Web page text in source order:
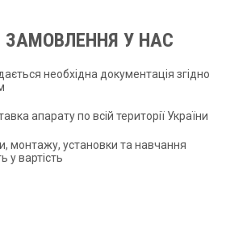
ЗАМОВЛЕННЯ У НАС
необхідна документація згідно
апарату по всій території України
монтажу, установки та навчання
у вартість